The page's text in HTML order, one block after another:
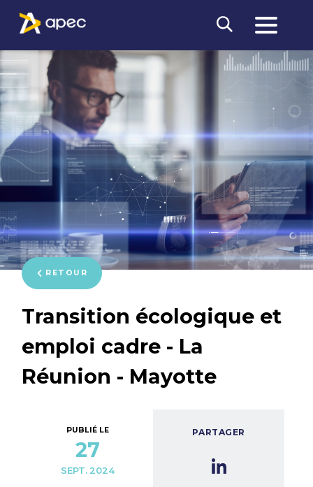
RETOUR
Transition écologique et
emploi cadre - La
Réunion - Mayotte
PUBLIÉ LE
27
SEPT. 2024
PARTAGER